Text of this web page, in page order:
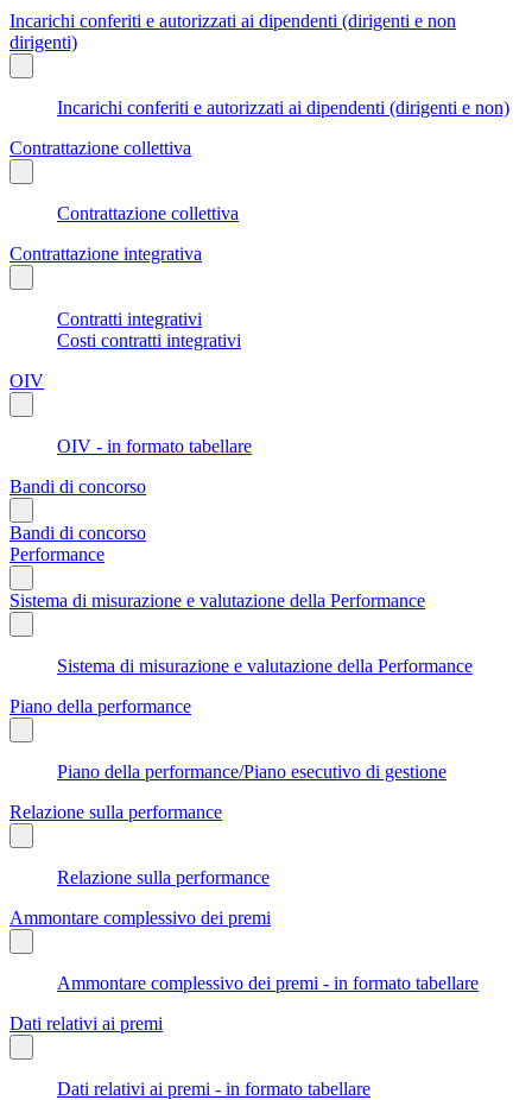
Incarichi conferiti e autorizzati ai dipendenti (dirigenti e non
dirigenti)
Incarichi conferiti e autorizzati ai dipendenti (dirigenti e non)
Contrattazione collettiva
Contrattazione collettiva
Contrattazione integrativa
Contratti integrativi
Costi contratti integrativi
OIV
OIV - in formato tabellare
Bandi di concorso
Bandi di concorso
Performance
Sistema di misurazione e valutazione della Performance
Sistema di misurazione e valutazione della Performance
Piano della performance
Piano della performance/Piano esecutivo di gestione
Relazione sulla performance
Relazione sulla performance
Ammontare complessivo dei premi
Ammontare complessivo dei premi - in formato tabellare
Dati relativi ai premi
Dati relativi ai premi - in formato tabellare